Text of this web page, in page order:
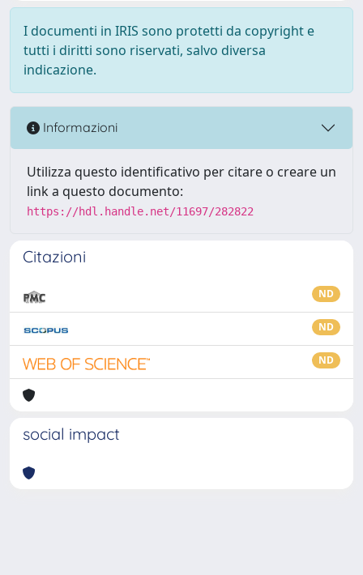
I documenti in IRIS sono protetti da copyright e
tutti i diritti sono riservati, salvo diversa
indicazione.
Informazioni
Utilizza questo identificativo per citare o creare un
link a questo documento:
https://hdl.handle.net/11697/282822
Citazioni
ND
ND
ND
social impact